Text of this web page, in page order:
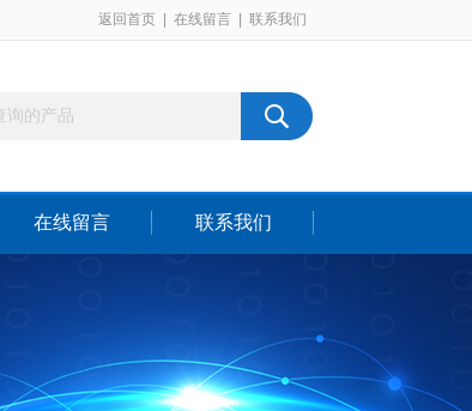
返回首页 在线留言 联系我们
在线留言 联系我们